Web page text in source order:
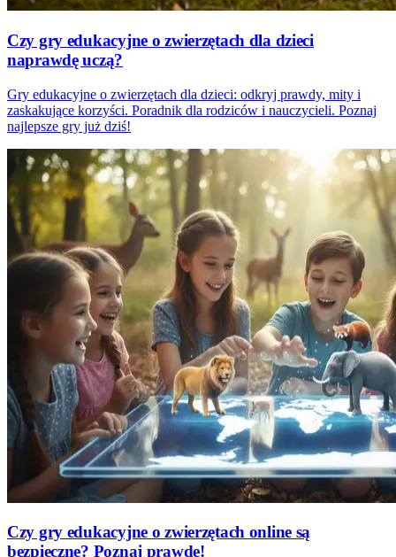
Czy gry edukacyjne o zwierzętach dla dzieci
naprawdę uczą?
Gry edukacyjne o zwierzętach dla dzieci: odkryj prawdy, mity i
zaskakujące korzyści. Poradnik dla rodziców i nauczycieli. Poznaj
najlepsze gry już dziś!
Czy gry edukacyjne o zwierzętach online są
bezpieczne? Poznaj prawdę!